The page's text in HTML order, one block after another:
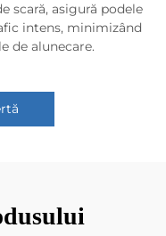
scară, asigură podele
intens, minimizând
de alunecare.